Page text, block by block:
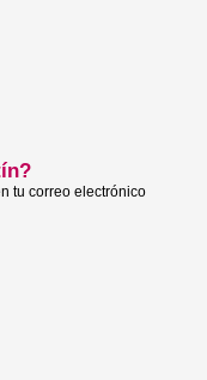
tu correo electrónico